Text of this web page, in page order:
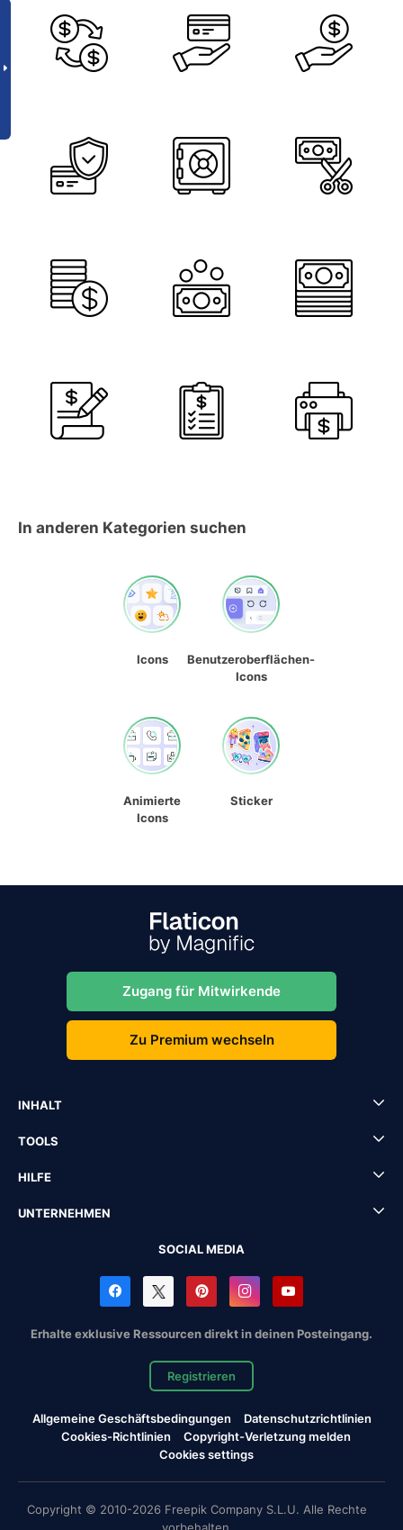
In anderen Kategorien suchen
Icons
Benutzeroberflächen-
Icons
Animierte
Icons
Sticker
Zugang für Mitwirkende
Zu Premium wechseln
INHALT
TOOLS
HILFE
UNTERNEHMEN
SOCIAL MEDIA
Erhalte exklusive Ressourcen direkt in deinen Posteingang.
Registrieren
Allgemeine Geschäftsbedingungen
Datenschutzrichtlinien
Cookies-Richtlinien
Copyright-Verletzung melden
Cookies settings
Copyright © 2010-2026 Freepik Company S.L.U. Alle Rechte